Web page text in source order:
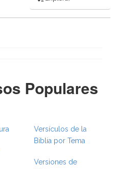
}}
Populares
Versículos de la
Biblia por Tema
Versiones de